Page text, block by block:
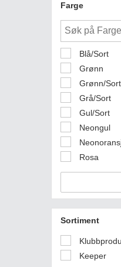
Farge
Blå/Sort
Grønn
Grønn/Sort
Grå/Sort
Gul/Sort
Neongul
Rosa
Sortiment
Keeper